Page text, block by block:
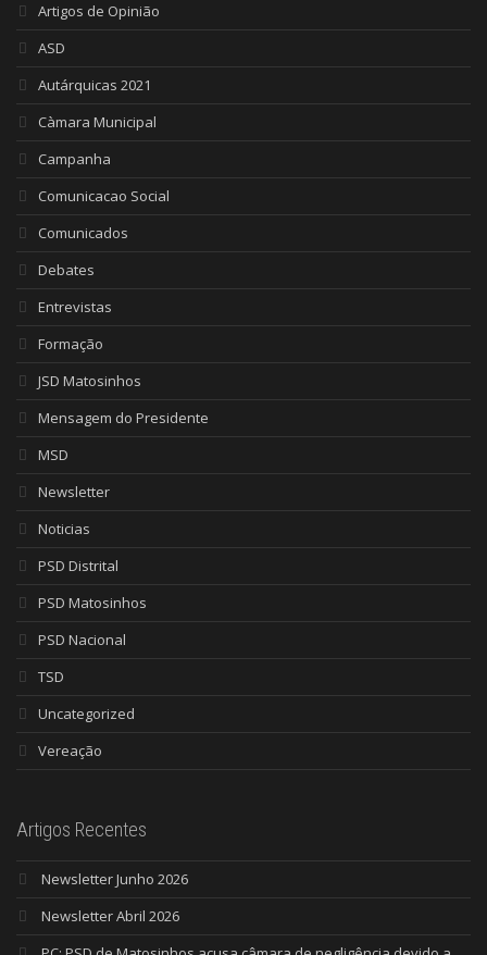
Artigos de Opinião
ASD
Autárquicas 2021
Càmara Municipal
Campanha
Comunicacao Social
Comunicados
Debates
Entrevistas
Formação
JSD Matosinhos
Mensagem do Presidente
MSD
Newsletter
Noticias
PSD Distrital
PSD Matosinhos
PSD Nacional
TSD
Uncategorized
Vereação
Artigos Recentes
Newsletter Junho 2026
Newsletter Abril 2026